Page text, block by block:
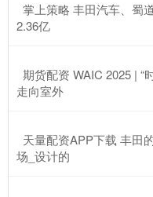
掌上策略 丰田汽车、蜀
2.36亿
期货配资 WAIC 2025 | “
走向室外
天量配资APP下载 丰田
场_设计的